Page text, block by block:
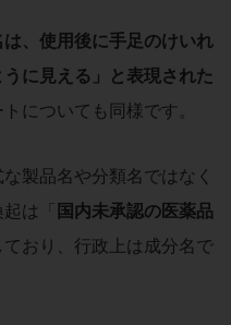
は、使用後に手足のけいれ
に見える」と表現された
についても同様です。
製品名や分類名ではなく
は「
国内未承認の医薬品
ており、行政上は成分名で